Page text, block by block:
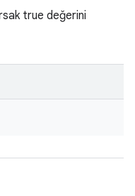
true değerini